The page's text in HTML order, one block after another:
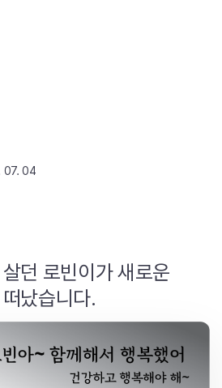
07. 04
던 로빈이가 새로운
났습니다.